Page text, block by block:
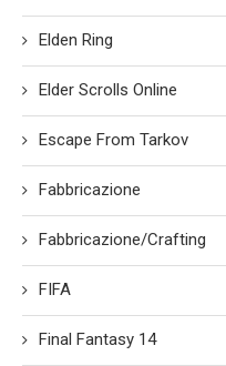
Elden Ring
Elder Scrolls Online
Escape From Tarkov
Fabbricazione
Fabbricazione/Crafting
FIFA
Final Fantasy 14